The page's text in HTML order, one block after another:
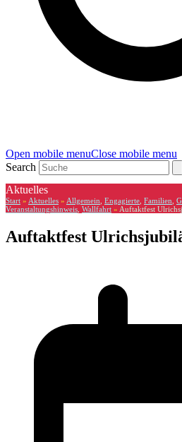
Open mobile menuClose mobile menu
Search
Aktuelles
Start » Aktuelles » Allgemein Engagierte Familien
Veranstaltungshinweis Wallfahrt » Auftaktfest
Auftaktfest